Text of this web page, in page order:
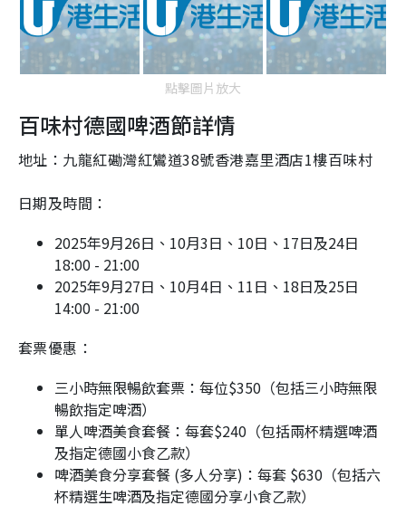
點擊圖片放大
百味村德國啤酒節詳情
地址：九龍紅磡灣紅鸞道38號香港嘉里酒店1樓百味村
日期及時間：
2025年9月26日、10月3日、10日、17日及24日
18:00 - 21:00
2025年9月27日、10月4日、11日、18日及25日
14:00 - 21:00
套票優惠：
三小時無限暢飲套票：每位$350（包括三小時無限
暢飲指定啤酒）
單人啤酒美食套餐：每套$240（包括兩杯精選啤酒
及指定德國小食乙款）
啤酒美食分享套餐 (多人分享)：每套 $630（包括六
杯精選生啤酒及指定德國分享小食乙款）